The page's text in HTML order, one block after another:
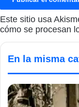
Este sitio usa
cómo se procesan
En la misma